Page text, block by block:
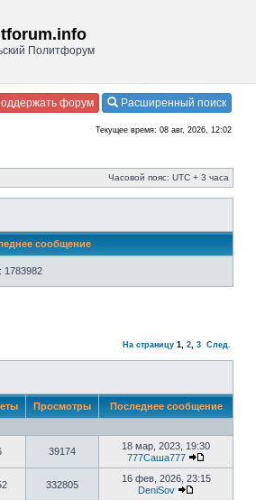
Политфорум
форум Расширенный поиск
Текущее время: 08 авг, 2026, 12:02
Часовой пояс: UTC + 3 часа
сообщение
1783982
На страницу 1, 2, 3 След.
Просмотры Последнее сообщение
39174
18 мар, 2023, 19:30
777Саша777
332805
16 фев, 2026, 23:15
DeniSov